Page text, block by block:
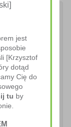
jest
[Krzysztof
dotąd
Cię do
tu by